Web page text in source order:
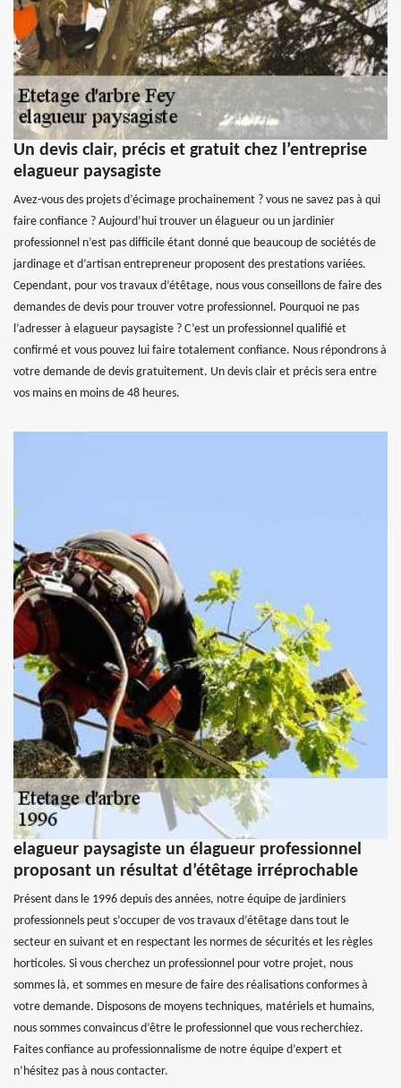
Un devis clair, précis et gratuit chez l’entreprise
elagueur paysagiste
Avez-vous des projets d’écimage prochainement ? vous ne savez pas à qui
faire confiance ? Aujourd’hui trouver un élagueur ou un jardinier
professionnel n’est pas difficile étant donné que beaucoup de sociétés de
jardinage et d’artisan entrepreneur proposent des prestations variées.
Cependant, pour vos travaux d’étêtage, nous vous conseillons de faire des
demandes de devis pour trouver votre professionnel. Pourquoi ne pas
l’adresser à elagueur paysagiste ? C’est un professionnel qualifié et
confirmé et vous pouvez lui faire totalement confiance. Nous répondrons à
votre demande de devis gratuitement. Un devis clair et précis sera entre
vos mains en moins de 48 heures.
elagueur paysagiste un élagueur professionnel
proposant un résultat d’étêtage irréprochable
Présent dans le 1996 depuis des années, notre équipe de jardiniers
professionnels peut s’occuper de vos travaux d’étêtage dans tout le
secteur en suivant et en respectant les normes de sécurités et les règles
horticoles. Si vous cherchez un professionnel pour votre projet, nous
sommes là, et sommes en mesure de faire des réalisations conformes à
votre demande. Disposons de moyens techniques, matériels et humains,
nous sommes convaincus d’être le professionnel que vous recherchiez.
Faites confiance au professionnalisme de notre équipe d’expert et
n’hésitez pas à nous contacter.